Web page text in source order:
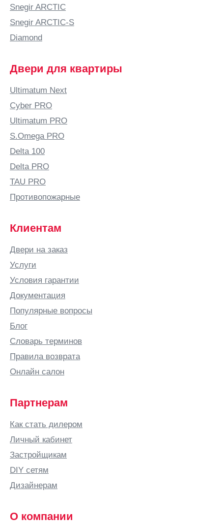
Snegir ARCTIC
Snegir ARCTIC-S
Diamond
Двери для квартиры
Ultimatum Next
Cyber PRO
Ultimatum PRO
S.Omega PRO
Delta 100
Delta PRO
TAU PRO
Противопожарные
Клиентам
Двери на заказ
Услуги
Условия гарантии
Документация
Популярные вопросы
Блог
Словарь терминов
Правила возврата
Онлайн салон
Партнерам
Как стать дилером
Личный кабинет
Застройщикам
DIY сетям
Дизайнерам
О компании